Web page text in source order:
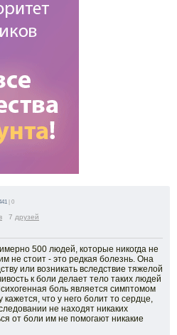
| 0
7 друзей
500 людей, которые никогда не
не стоит - это редкая болезнь. Она
или возникать вследствие тяжелой
к боли делает тело таких людей
боль является симптомом
что у него болит то сердце,
не находят никаких
от боли им не помогают никакие